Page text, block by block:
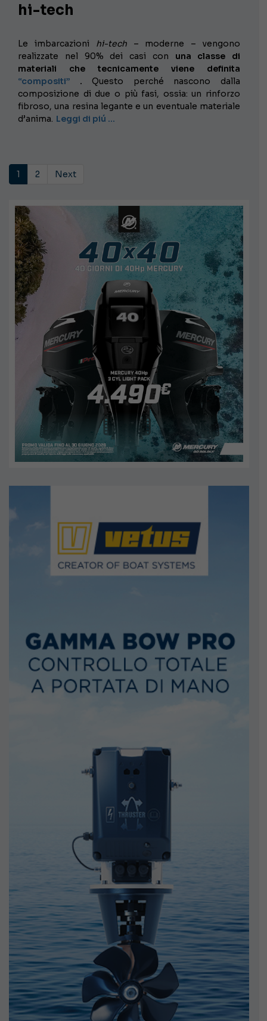
hi-tech
Le imbarcazioni hi-tech– moderne – vengono
realizzate nel 90% dei casi con una classe di
materiali che tecnicamente viene definita
“compositi” . Questo perché nascono dalla
composizione di due o più fasi, ossia: un rinforzo
fibroso, una resina legante e un eventuale materiale
d’anima. Leggi di piú …
1 2 Next